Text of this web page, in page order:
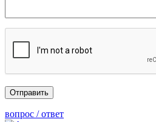
вопрос / ответ